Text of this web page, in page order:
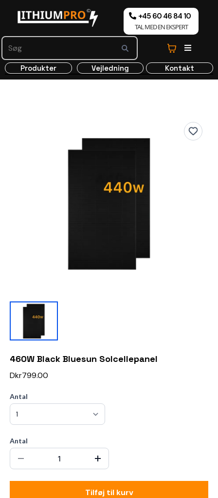
+45 60 46 84 10
TAL MED EN EKSPERT
Produkter Vejledning Kontakt
460W Black Bluesun Solcellepanel
Dkr799.00
Antal
Antal
Tilføj til kurv